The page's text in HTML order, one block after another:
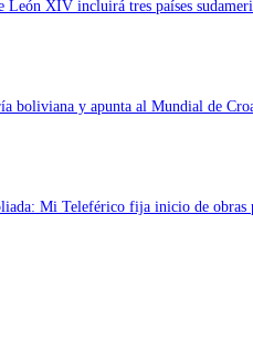
XIV incluirá tres países
boliviana y apunta al Mundial de
Mi Teleférico fija inicio de obras